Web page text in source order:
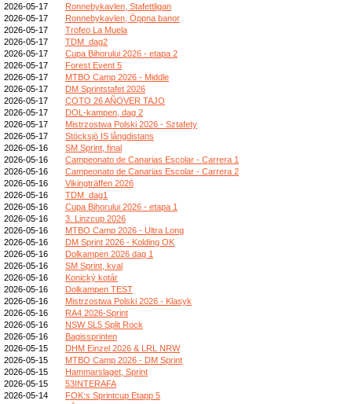
2026-05-17
Ronnebykavlen, Stafettligan
2026-05-17
Ronnebykavlen, Öppna banor
2026-05-17
Trofeo La Muela
2026-05-17
TDM_dag2
2026-05-17
Cupa Bihorului 2026 - etapa 2
2026-05-17
Forest Event 5
2026-05-17
MTBO Camp 2026 - Middle
2026-05-17
DM Sprintstafet 2026
2026-05-17
COTO 26 AÑOVER TAJO
2026-05-17
DOL-kampen, dag 2
2026-05-17
Mistrzostwa Polski 2026 - Sztafety
2026-05-17
Stöcksjö IS långdistans
2026-05-16
SM Sprint, final
2026-05-16
Campeonato de Canarias Escolar - Carrera 1
2026-05-16
Campeonato de Canarias Escolar - Carrera 2
2026-05-16
Vikingträffen 2026
2026-05-16
TDM_dag1
2026-05-16
Cupa Bihorului 2026 - etapa 1
2026-05-16
3. Linzcup 2026
2026-05-16
MTBO Camp 2026 - Ultra Long
2026-05-16
DM Sprint 2026 - Kolding OK
2026-05-16
Dolkampen 2026 dag 1
2026-05-16
SM Sprint, kval
2026-05-16
Konický kotár
2026-05-16
Dolkampen TEST
2026-05-16
Mistrzostwa Polski 2026 - Klasyk
2026-05-16
RA4 2026-Sprint
2026-05-16
NSW SL5 Split Rock
2026-05-16
Bagissprinten
2026-05-15
DHM Einzel 2026 & LRL NRW
2026-05-15
MTBO Camp 2026 - DM Sprint
2026-05-15
Hammarslaget, Sprint
2026-05-15
53INTERAFA
2026-05-14
FOK:s Sprintcup Etapp 5